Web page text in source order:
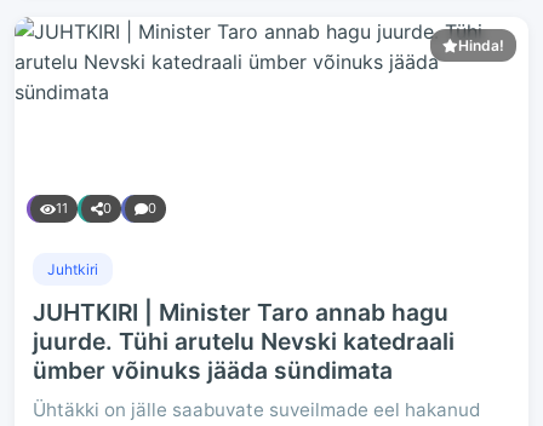
Hinda!
11 0 0
Juhtkiri
JUHTKIRI | Minister Taro annab hagu
juurde. Tühi arutelu Nevski katedraali
ümber võinuks jääda sündimata
Ühtäkki on jälle saabuvate suveilmade eel hakanud